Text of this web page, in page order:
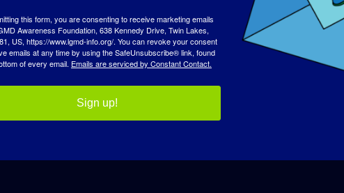
JOURNÉE DE SENSIBILISATION
this form, you are consenting to receive marketing emails
Awareness Foundation, 638 Kennedy Drive, Twin Lakes,
US, https://www.lgmd-info.org/. You can revoke your consent
emails at any time by using the SafeUnsubscribe® link, found
of every email. Emails are serviced by Constant Contact.
Sign up!